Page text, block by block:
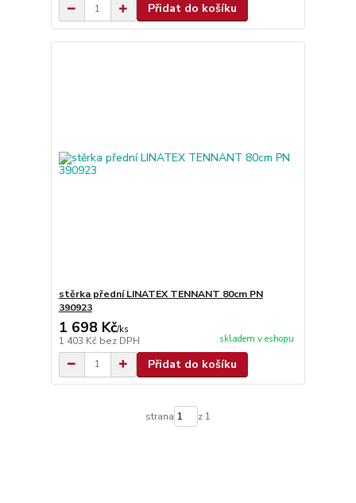
Přidat do košíku
stěrka přední LINATEX TENNANT 80cm PN
390923
1 698 Kč/ks
1 403 Kč bez DPH skladem v eshopu
Přidat do košíku
strana z 1